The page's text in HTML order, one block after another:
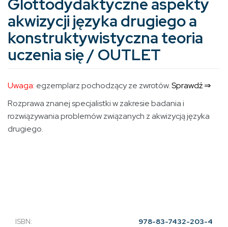
Glottodydaktyczne aspekty
akwizycji języka drugiego a
konstruktywistyczna teoria
uczenia się / OUTLET
Uwaga: egzemplarz pochodzący ze zwrotów.Sprawdź ⇒
Rozprawa znanej specjalistki w zakresie badania i
rozwiązywania problemów związanych z akwizycją języka
drugiego.
ISBN: 978-83-7432-203-4